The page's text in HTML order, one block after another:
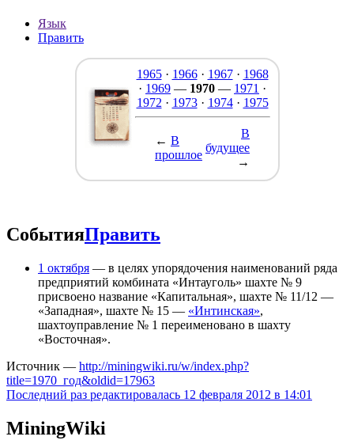
Язык
Править
1965· 1966· 1967· 1968
· 1969 — 1970 — 1971 ·
1972 · 1973· 1974· 1975
← В
прошлое
В
будущее
→
СобытияПравить
1 октября — в целях упорядочения наименований ряда
предприятий комбината «Интауголь» шахте № 9
присвоено название «Капитальная», шахте № 11/12 —
«Западная», шахте № 15 — «Интинская»,
шахтоуправление № 1 переименовано в шахту
«Восточная».
Источник — http://miningwiki.ru/w/index.php?
title=1970_год&oldid=17963
Последний раз редактировалась 12 февраля 2012 в 14:01
MiningWiki